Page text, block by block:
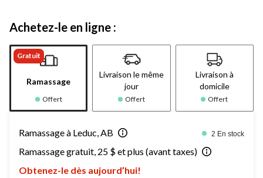
Achetez-le en ligne :
Gratuit
Ramassage
Offert
Livraison le même
jour
Offert
Livraison à
domicile
Offert
Ramassage à Leduc, AB 2 En stock
Ramassage gratuit, 25 $ et plus (avant taxes)
Obtenez-le dès aujourd’hui!